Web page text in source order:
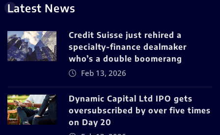
Latest News
Credit Suisse just rehired a
specialty-finance dealmaker
who’s a double boomerang
Feb 13, 2026
Dynamic Capital Ltd IPO gets
oversubscribed by over five times
on Day 20